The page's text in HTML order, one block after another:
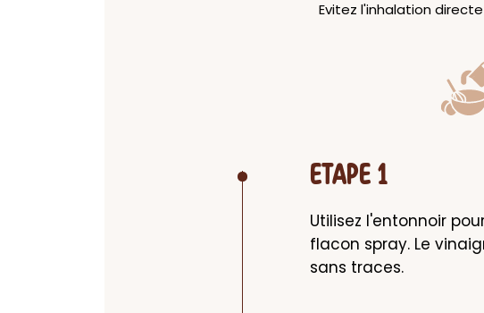
Evitez l'inhalation
ETAPE 1
Utilisez l'entonnoir
flacon spray. Le
sans traces.